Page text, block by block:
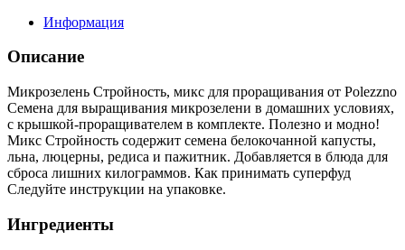
Информация
Описание
Микрозелень Стройность, микс для проращивания от Polezzno
Семена для выращивания микрозелени в домашних условиях,
с крышкой-проращивателем в комплекте. Полезно и модно!
Микс Стройность содержит семена белокочанной капусты,
льна, люцерны, редиса и пажитник. Добавляется в блюда для
сброса лишних килограммов. Как принимать суперфуд
Следуйте инструкции на упаковке.
Ингредиенты